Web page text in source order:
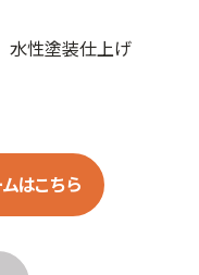
水性塗装仕上げ
はこちら